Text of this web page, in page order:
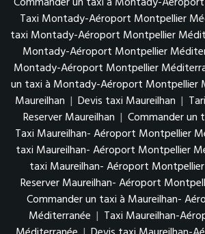
Taxi Montady-Aéroport Montpellier
taxi Montady-Aéroport Montpellier
Montady-Aéroport Montpellier
Montady-Aéroport Montpellier
un taxi à Montady-Aéroport Montpellier
Maureilhan | Devis taxi Maureilhan |
Reserver Maureilhan | Commander un
Taxi Maureilhan- Aéroport Montpellier
taxi Maureilhan- Aéroport Montpellier
taxi Maureilhan- Aéroport
Reserver Maureilhan- Aéroport
Commander un taxi à Maureilhan-
Méditerranée | Taxi Maureilhan-